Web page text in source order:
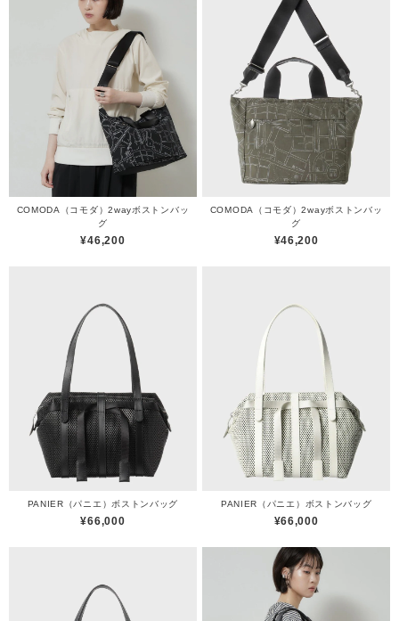
COMODA（コモダ）2wayボストンバッ
グ
¥46,200
COMODA（コモダ）2wayボストンバッ
グ
¥46,200
PANIER（パニエ）ボストンバッグ
¥66,000
PANIER（パニエ）ボストンバッグ
¥66,000